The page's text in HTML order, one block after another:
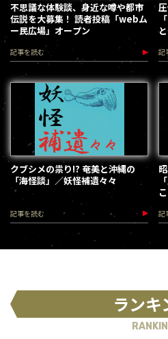
不思議な体験談、身近な噂や都市
伝説を大募集！ 読者投稿「webム
ー民広場」オープン
記事を読む 記
クブシメの祟り!? 奄美と沖縄の
「海怪談」／妖怪補遺々々
記事を読む 記
ランキ